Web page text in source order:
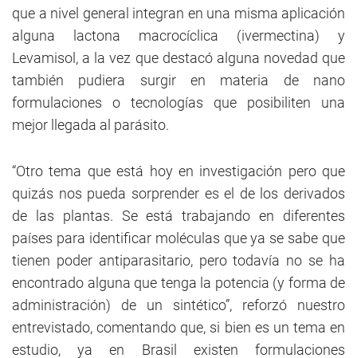
que a nivel general integran en una misma aplicación
alguna lactona macrocíclica (ivermectina) y
Levamisol, a la vez que destacó alguna novedad que
también pudiera surgir en materia de nano
formulaciones o tecnologías que posibiliten una
mejor llegada al parásito.
“Otro tema que está hoy en investigación pero que
quizás nos pueda sorprender es el de los derivados
de las plantas. Se está trabajando en diferentes
países para identificar moléculas que ya se sabe que
tienen poder antiparasitario, pero todavía no se ha
encontrado alguna que tenga la potencia (y forma de
administración) de un sintético”, reforzó nuestro
entrevistado, comentando que, si bien es un tema en
estudio, ya en Brasil existen formulaciones